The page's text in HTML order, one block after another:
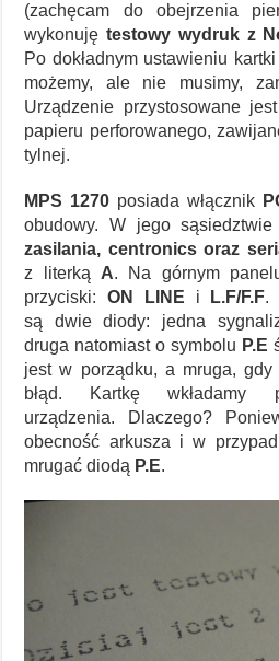
(zachęcam do obejrzenia
wykonujętestowy wydruk z
Po dokładnym ustawieniu
możemy, ale nie musimy,
Urządzenie przystosowane
papieru perforowanego,
tylnej.
MPS 1270 posiada włącznik
obudowy. W jego
zasilania, centronics oraz
z literką A. Na górnym
przyciski:ON LINE i L.F/F.F.
są dwie diody: jedna
druga natomiast o symbolu P.E
jest w porządku, a mruga, gdy
błąd. Kartkę wkładamy
urządzenia. Dlaczego?
obecność arkusza i w
mrugać diodą P.E.